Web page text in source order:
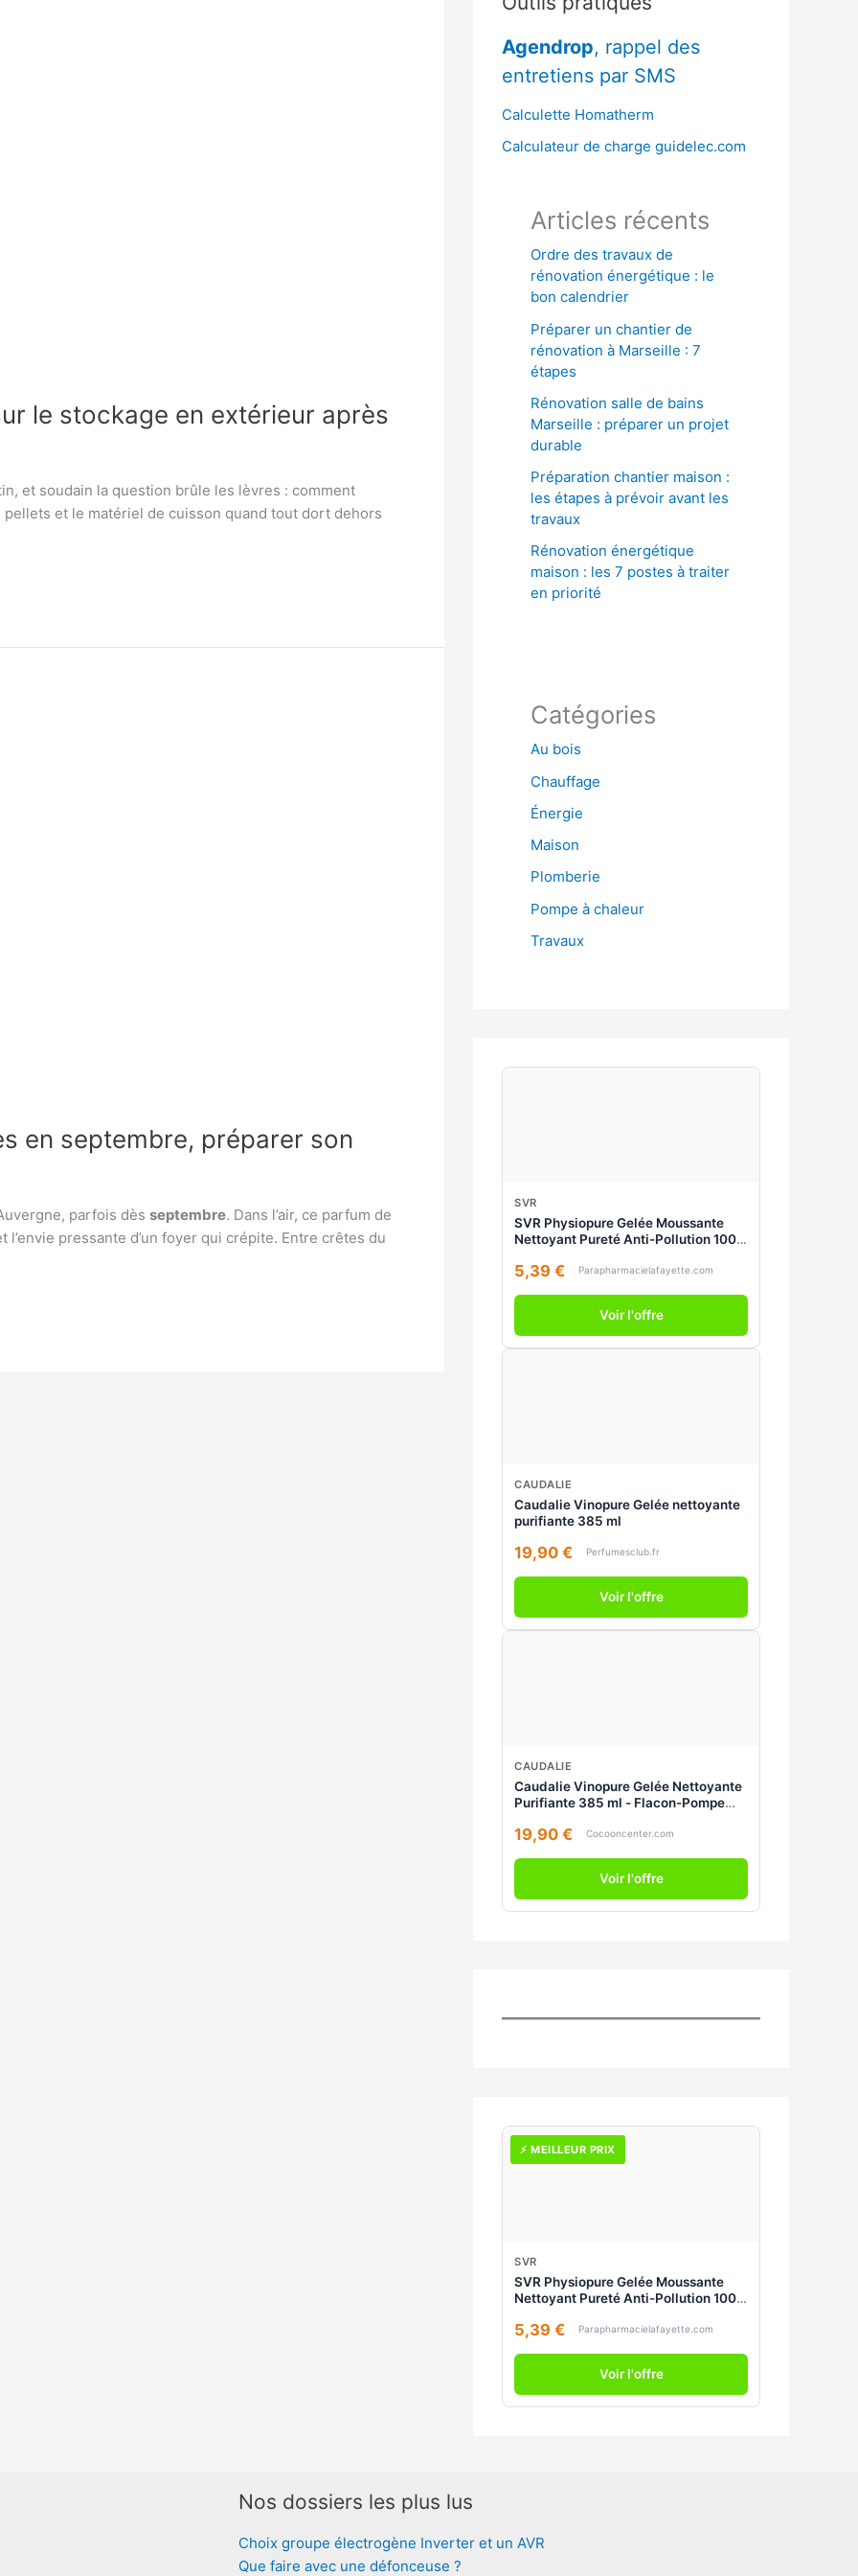
le stockage en extérieur après
et soudain la question brûle les lèvres : comment
et le matériel de cuisson quand tout dort dehors
en septembre, préparer son
parfois dès septembre. Dans l’air, ce parfum de
l’envie pressante d’un foyer qui crépite. Entre crêtes du
c
h
e
r
Agendrop, rappel des
entretiens par SMS
Calculette Homatherm
Calculateur de charge guidelec.com
Articles récents
Ordre des travaux de
rénovation énergétique : le
bon calendrier
Préparer un chantier de
rénovation à Marseille : 7
étapes
Rénovation salle de bains
Marseille : préparer un projet
durable
Préparation chantier maison :
les étapes à prévoir avant les
travaux
Rénovation énergétique
maison : les 7 postes à traiter
en priorité
Catégories
Au bois
Chauffage
Énergie
Maison
Plomberie
Pompe à chaleur
Travaux
SVR
SVR Physiopure Gelée Moussante
Nettoyant Pureté Anti-Pollution 100
5,39 € Parapharmacielafayette.com
Voir l'offre
CAUDALIE
Caudalie Vinopure Gelée nettoyante
purifiante 385 ml
19,90 € Perfumesclub.fr
Voir l'offre
CAUDALIE
Caudalie Vinopure Gelée Nettoyante
Purifiante 385 ml - Flacon-Pompe
19,90 € Cocooncenter.com
Voir l'offre
⚡ MEILLEUR PRIX
SVR
SVR Physiopure Gelée Moussante
Nettoyant Pureté Anti-Pollution 100
5,39 € Parapharmacielafayette.com
Voir l'offre
Nos dossiers les plus lus
Choix groupe électrogène Inverter et un AVR
Que faire avec une défonceuse ?